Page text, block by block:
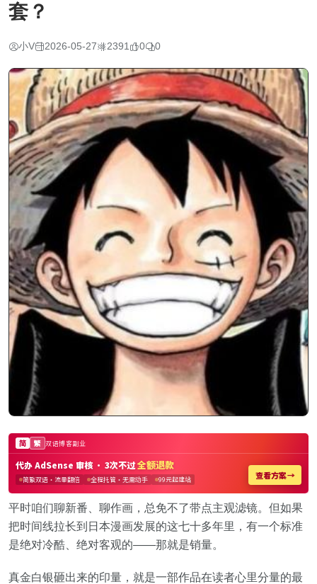
套？
小V 2026-05-27 2391 0 0
平时咱们聊新番、聊作画，总免不了带点主观滤镜。但如果
把时间线拉长到日本漫画发展的这七十多年里，有一个标准
是绝对冷酷、绝对客观的——那就是销量。
真金白银砸出来的印量，就是一部作品在读者心里分量的最